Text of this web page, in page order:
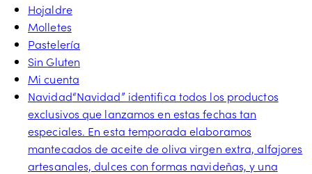
Hojaldre
Molletes
Pastelería
Sin Gluten
Mi cuenta
Navidad“Navidad” identifica todos los productos
exclusivos que lanzamos en estas fechas tan
especiales. En esta temporada elaboramos
mantecados de aceite de oliva virgen extra, alfajores
artesanales, dulces con formas navideñas, y una